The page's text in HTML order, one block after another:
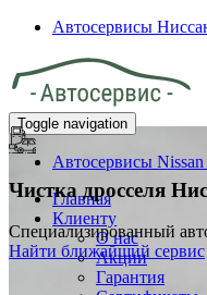
Автосервисы
Toggle navigation
Автосервисы Nissan
Главная
Клиенту
О нас
Акции
Гарантия
Чистка дросселя
Специализированный
Найти ближайший сервис